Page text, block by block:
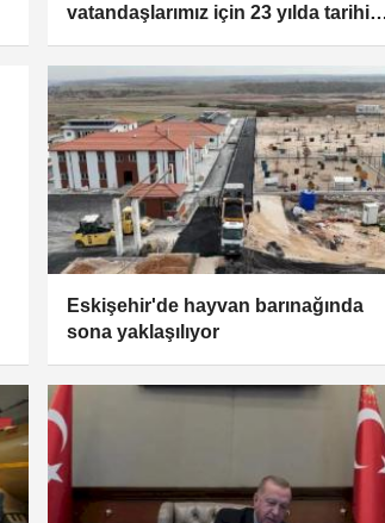
vatandaşlarımız için 23 yılda tarihi
Eskişehir'de hayvan barınağında
sona yaklaşılıyor